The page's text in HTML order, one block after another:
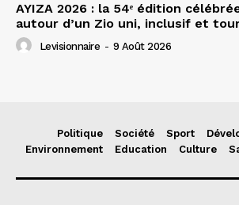
AYIZA 2026 : la 54ᵉ édition
autour d’un Zio uni, inclusif et
Levisionnaire - 9 Août 2026
Politique Société Sport
Environnement
Education Culture